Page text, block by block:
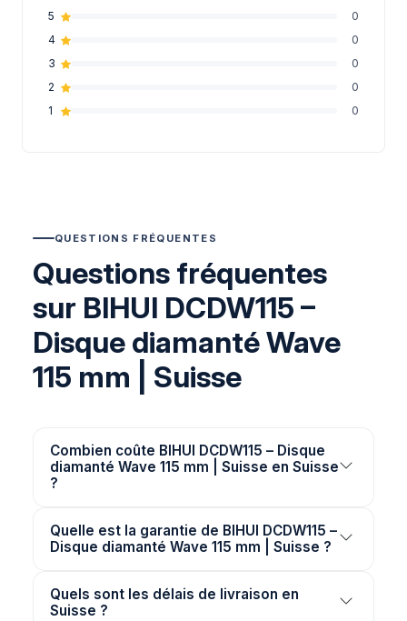
5
0
4
0
3
0
2
0
1
0
QUESTIONS FRÉQUENTES
Questions fréquentes
sur BIHUI DCDW115 –
Disque diamanté Wave
115 mm | Suisse
Combien coûte BIHUI DCDW115 – Disque
diamanté Wave 115 mm | Suisse en Suisse
?
Quelle est la garantie de BIHUI DCDW115 –
Disque diamanté Wave 115 mm | Suisse ?
Quels sont les délais de livraison en
Suisse ?